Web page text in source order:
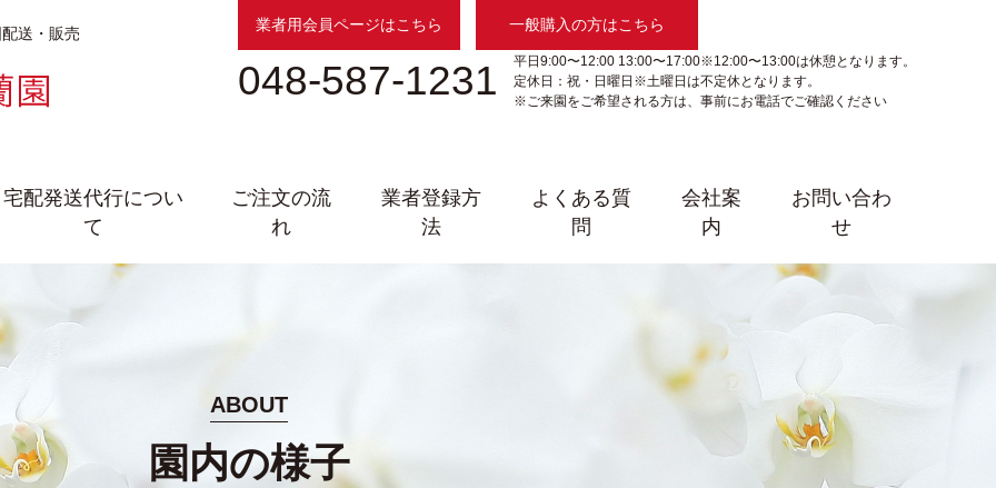
送・販売 業者用会員ページはこちら 一般購入の方はこちら
048-587-1231
平日9:00〜12:00 13:00〜17:00※12:00〜13:00は休憩となります。
定休日：祝・日曜日※土曜日は不定休となります。
※ご来園をご希望される方は、事前にお電話でご確認ください
宅配発送代行につい
て
ご注文の流
れ
業者登録方
法
よくある質
問
会社案
内
お問い合わ
せ
ABOUT
園内の様子